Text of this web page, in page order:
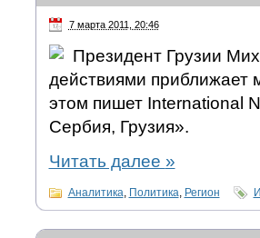
7 марта 2011, 20:46
Президент Грузии
действиями приближает
этом пишет International
Сербия, Грузия».
Читать далее »
Аналитика, Политика, Регион